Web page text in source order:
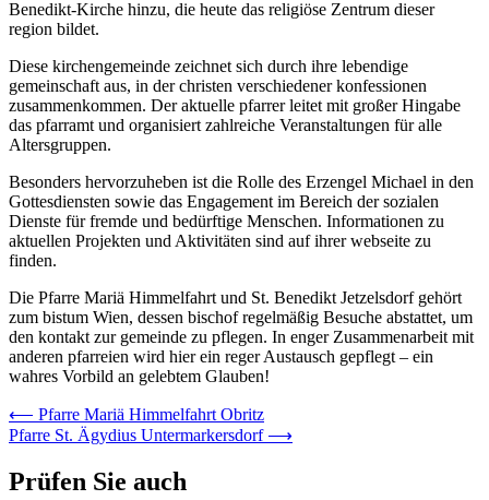
Benedikt-Kirche hinzu, die heute das religiöse Zentrum dieser
region bildet.
Diese kirchengemeinde zeichnet sich durch ihre lebendige
gemeinschaft aus, in der christen verschiedener konfessionen
zusammenkommen. Der aktuelle pfarrer leitet mit großer Hingabe
das pfarramt und organisiert zahlreiche Veranstaltungen für alle
Altersgruppen.
Besonders hervorzuheben ist die Rolle des Erzengel Michael in den
Gottesdiensten sowie das Engagement im Bereich der sozialen
Dienste für fremde und bedürftige Menschen. Informationen zu
aktuellen Projekten und Aktivitäten sind auf ihrer webseite zu
finden.
Die Pfarre Mariä Himmelfahrt und St. Benedikt Jetzelsdorf gehört
zum bistum Wien, dessen bischof regelmäßig Besuche abstattet, um
den kontakt zur gemeinde zu pflegen. In enger Zusammenarbeit mit
anderen pfarreien wird hier ein reger Austausch gepflegt – ein
wahres Vorbild an gelebtem Glauben!
Beitrags-
Navigation
⟵ Pfarre Mariä Himmelfahrt Obritz
Pfarre St. Ägydius Untermarkersdorf ⟶
Prüfen Sie auch